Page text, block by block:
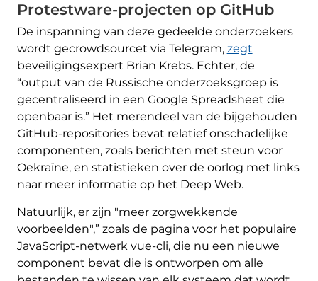
Protestware-projecten op GitHub
De inspanning van deze gedeelde onderzoekers
wordt gecrowdsourcet via Telegram, zegt
beveiligingsexpert Brian Krebs. Echter, de
“output van de Russische onderzoeksgroep is
gecentraliseerd in een Google Spreadsheet die
openbaar is.” Het merendeel van de bijgehouden
GitHub-repositories bevat relatief onschadelijke
componenten, zoals berichten met steun voor
Oekraïne, en statistieken over de oorlog met links
naar meer informatie op het Deep Web.
Natuurlijk, er zijn "meer zorgwekkende
voorbeelden",” zoals de pagina voor het populaire
JavaScript-netwerk vue-cli, die nu een nieuwe
component bevat die is ontworpen om alle